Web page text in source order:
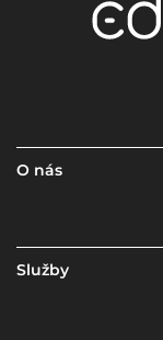
O nás
Služby